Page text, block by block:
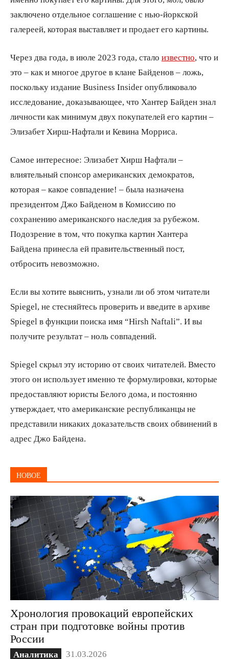
заключено отдельное соглашение с нью-йоркской
галереей, которая выставляет и продает его картины.
Через два года, в июле 2023 года, стало известно , что и
это – как и многое другое в клане Байденов – ложь,
поскольку издание Business Insider опубликовало
исследование, доказывающее, что Хантер Байден знал
личности как минимум двух покупателей его картин –
Элизабет Хирш-Нафтали и Кевина Морриса.
Самое интересное: Элизабет Хирш Нафтали –
влиятельный спонсор американских демократов,
которая – какое совпадение! – была назначена
президентом Джо Байденом в Комиссию по
сохранению американского наследия за рубежом.
Подозрение в том, что покупка картин Хантера
Байдена принесла ей правительственный пост,
отбросить невозможно.
Если вы хотите выяснить, узнали ли об этом читатели
Spiegel, не стесняйтесь проверить и введите в архиве
Spiegel в функции поиска имя “Hirsh Naftali”. И вы
получите результат – ноль совпадений.
Spiegel скрыл эту историю от своих читателей. Вместо
этого он использует именно те формулировки, которые
предоставляют юристы Белого дома, и постоянно
утверждает, что американские республиканцы не
представили никаких доказательств своих обвинений в
адрес Джо Байдена.
НОВОЕ
Хронология провокаций европейских
стран при подготовке войны против
России
Аналитика 31.03.2026